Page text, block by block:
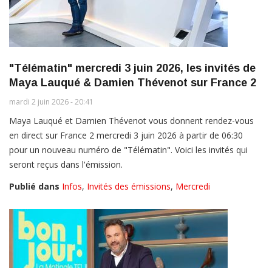
"Télématin" mercredi 3 juin 2026, les invités de
Maya Lauqué & Damien Thévenot sur France 2
mardi 2 juin 2026 - 20:41
Maya Lauqué et Damien Thévenot vous donnent rendez-vous
en direct sur France 2 mercredi 3 juin 2026 à partir de 06:30
pour un nouveau numéro de "Télématin". Voici les invités qui
seront reçus dans l'émission.
Publié dans Infos, Invités des émissions, Mercredi